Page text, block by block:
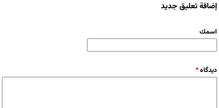
إضافة تعليق جديد
‏اسمك ‏
‏دیدگاه ‏*